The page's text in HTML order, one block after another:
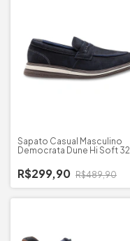
Sapato Casual Masculino
Democrata Dune Hi Soft 32
R$299,90 R$489,90